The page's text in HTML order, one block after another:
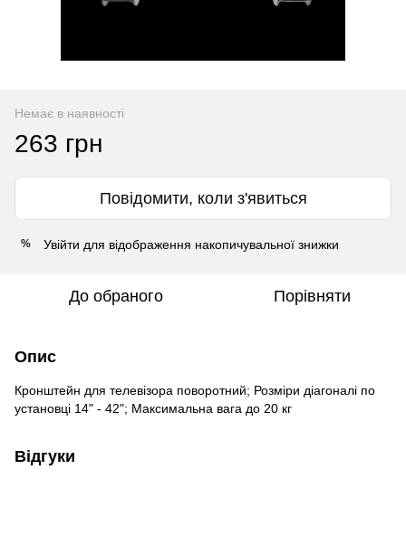
Немає в наявності
263 грн
Повідомити, коли з'явиться
% Увійти для відображення накопичувальної знижки
До обраного Порівняти
Опис
Кронштейн для телевізора поворотний; Розміри діагоналі по
установці 14" - 42"; Максимальна вага до 20 кг
Відгуки